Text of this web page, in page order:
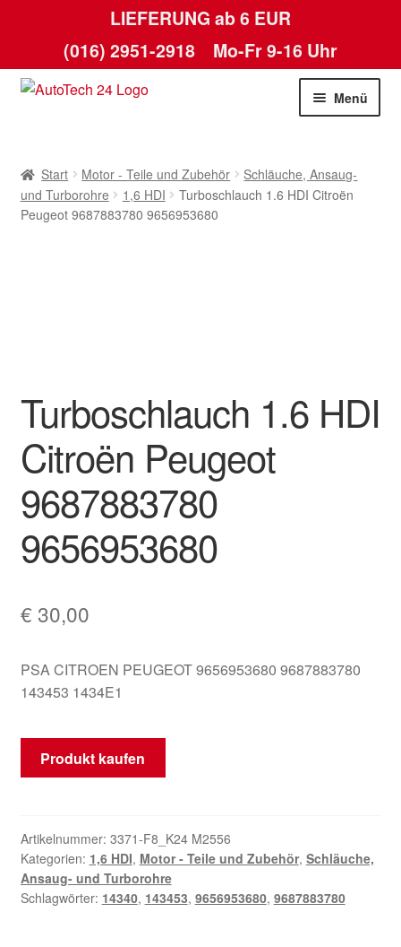
LIEFERUNG ab 6 EUR
(016) 2951-2918 Mo-Fr 9-16 Uhr
Zur
Zum
Menü
AGB
Mein Konto
Warenkorb
Start Motor - Teile und Zubehör
Schläuche, Ansaug-
und Turborohre
1,6 HDI
Turboschlauch 1.6 HDI Citroën
Peugeot 9687883780 9656953680
Turboschlauch 1.6 HDI
Citroën Peugeot
9687883780
9656953680
€ 30,00
PSA CITROEN PEUGEOT 9656953680 9687883780
143453 1434E1
Produkt kaufen
Artikelnummer: 3371-F8_K24 M2556
Kategorien: 1,6 HDI, Motor - Teile und Zubehör, Schläuche,
Ansaug- und Turborohre
Schlagwörter: 14340, 143453, 9656953680, 9687883780